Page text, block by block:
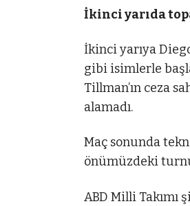
İkinci yarıda
İkinci yarıya
gibi isimlerle
Tillman’ın ceza
alamadı.
Maç sonunda
önümüzdeki
ABD Milli Takımı